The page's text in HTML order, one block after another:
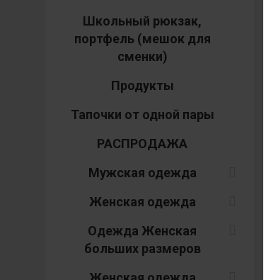
Школьный рюкзак,
портфель (мешок для
сменки)
Продукты
Тапочки от одной пары
РАСПРОДАЖА
Мужская одежда
Женская одежда
Одежда Женская
больших размеров